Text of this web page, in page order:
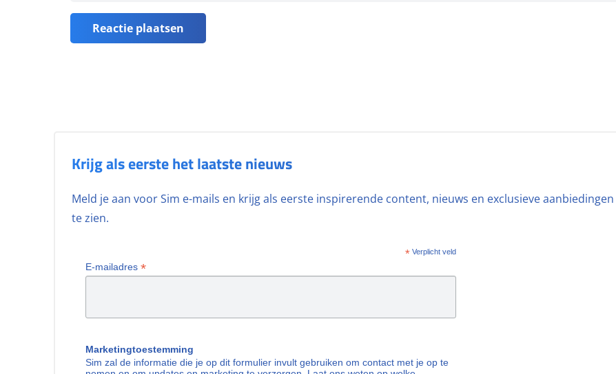
Reactie plaatsen
Krijg als eerste het laatste nieuws
Meld je aan voor Sim e-mails en krijg als eerste inspirerende content, nieuws en exclusieve aanbiedingen
te zien.
*Verplicht veld
E-mailadres *
Marketingtoestemming
Sim zal de informatie die je op dit formulier invult gebruiken om contact met je op te